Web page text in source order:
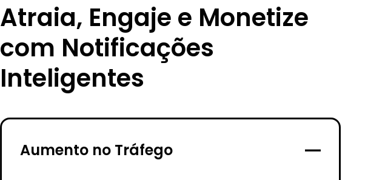
Atraia, Engaje e Monetize
com Notificações
Inteligentes
Aumento no Tráfego